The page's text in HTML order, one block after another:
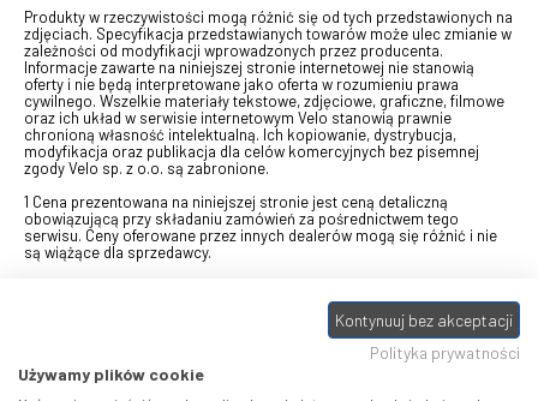
Produkty w rzeczywistości mogą różnić się od tych przedstawionych na
zdjęciach. Specyfikacja przedstawianych towarów może ulec zmianie w
zależności od modyfikacji wprowadzonych przez producenta.
Informacje zawarte na niniejszej stronie internetowej nie stanowią
oferty i nie będą interpretowane jako oferta w rozumieniu prawa
cywilnego. Wszelkie materiały tekstowe, zdjęciowe, graficzne, filmowe
oraz ich układ w serwisie internetowym Velo stanowią prawnie
chronioną własność intelektualną. Ich kopiowanie, dystrybucja,
modyfikacja oraz publikacja dla celów komercyjnych bez pisemnej
zgody Velo sp. z o.o. są zabronione.
1 Cena prezentowana na niniejszej stronie jest ceną detaliczną
obowiązującą przy składaniu zamówień za pośrednictwem tego
serwisu. Ceny oferowane przez innych dealerów mogą się różnić i nie
są wiążące dla sprzedawcy.
swój bon" na towary z oferty VELO, aktualnie dostępnej na stronie
, w ramach sprzedaży premiowej. Dowiedz się jak
stronie promocji. Prezentowana wartość
eBonu uwzględnia fakt wyrażenia - w procesie rejestracji w Panelu
klienta- zgody na otrzymywanie drogą mailową informacji handlowo-
marketingowe, np. newsletter rowerowy. W przypadku braku zgody
Kontynuuj bez akceptacji
Polityka prywatności
Używamy plików cookie